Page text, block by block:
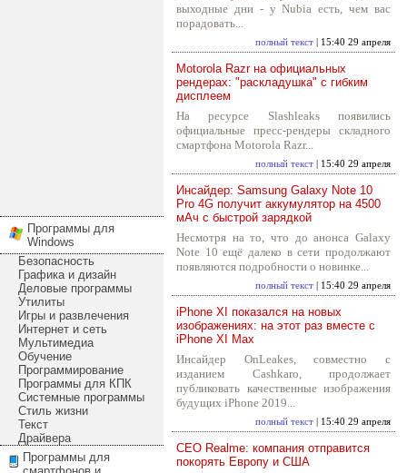
Программы для
Windows
Безопасность
Графика и дизайн
Деловые программы
Утилиты
Игры и развлечения
Интернет и сеть
Мультимедиа
Обучение
Программирование
Программы для КПК
Системные программы
Стиль жизни
Текст
Драйвера
Программы для
выходные дни - у Nubia есть, чем вас
порадовать...
полный текст | 15:40 29 апреля
Motorola Razr на официальных
рендерах: "раскладушка" с гибким
дисплеем
На ресурсе Slashleaks появились
официальные пресс-рендеры складного
смартфона Motorola Razr...
полный текст | 15:40 29 апреля
Инсайдер: Samsung Galaxy Note 10
Pro 4G получит аккумулятор на 4500
мАч с быстрой зарядкой
Несмотря на то, что до анонса Galaxy
Note 10 ещё далеко в сети продолжают
появляются подробности о новинке...
полный текст | 15:40 29 апреля
iPhone XI показался на новых
изображениях: на этот раз вместе с
iPhone XI Max
Инсайдер OnLeakes, совместно с
изданием Cashkaro, продолжает
публиковать качественные изображения
будущих iPhone 2019...
полный текст | 15:40 29 апреля
CEO Realme: компания отправится
покорять Европу и США